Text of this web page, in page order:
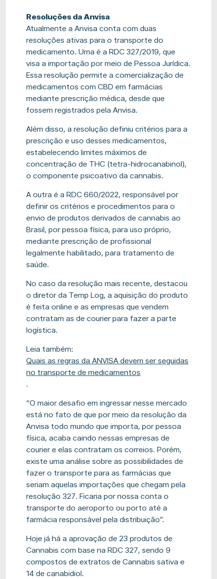
Resoluções da Anvisa
Atualmente a Anvisa conta com duas
resoluções ativas para o transporte do
medicamento. Uma é a RDC 327/2019, que
visa a importaçãopor meio dePessoa Jurídica.
Essa resolução permite a comercialização de
medicamentos com CBD em farmácias
mediante prescrição médica, desde que
fossem registrados pela Anvisa.
Além disso, a resolução definiu critérios para a
prescrição e uso desses medicamentos,
estabelecendo limites máximos de
concentração de THC (tetra-hidrocanabinol),
o componente psicoativo da cannabis.
A outra é a RDC 660/2022, responsável por
definir os critérios e procedimentos para o
envio de produtos derivados de cannabis ao
Brasil, por pessoa física, para uso próprio,
mediante prescrição de profissional
legalmente habilitado, para tratamento de
saúde.
No caso da resolução mais recente, destacou
o diretor da Temp Log, a aquisição do produto
é feita online e as empresas que vendem
contratam as de courier para fazer a parte
logística.
Leia também:
Quais as regras da ANVISA devem ser seguidas
no transporte de medicamentos
.
“O maior desafio em ingressar nesse mercado
está no fato de que por meio da resolução da
Anvisa todo mundo que importa, por pessoa
física, acaba caindo nessas empresas de
courier e elas contratam os correios. Porém,
existe uma análise sobre as possibilidades de
fazer o transporte para as farmácias que
seriam aquelas importações que chegam pela
resolução 327. Ficaria por nossa conta o
transporte do aeroporto ou porto até a
farmácia responsável peladistribuição”.
Hoje já há a aprovação de 23 produtos de
Cannabis com base na RDC 327, sendo 9
compostos de extratos de Cannabis sativa e
14 de canabidiol.